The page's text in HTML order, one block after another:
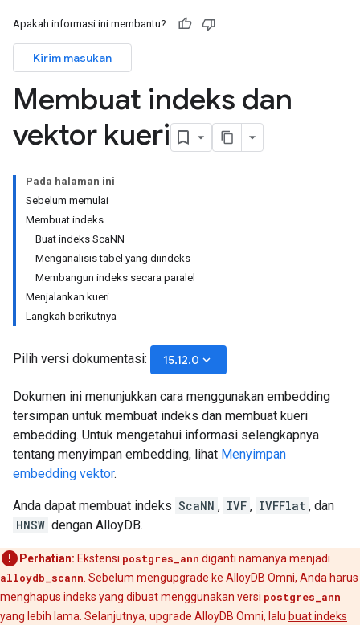
Apakah informasi ini membantu?
Kirim masukan
Membuat indeks dan
vektor kueri
Pada halaman ini
Sebelum memulai
Membuat indeks
Buat indeks ScaNN
Menganalisis tabel yang diindeks
Membangun indeks secara paralel
Menjalankan kueri
Langkah berikutnya
Pilih versi dokumentasi: 15.12.0 keyboard_arrow_down
Dokumen ini menunjukkan cara menggunakan embedding
tersimpan untuk membuat indeks dan membuat kueri
embedding. Untuk mengetahui informasi selengkapnya
tentang menyimpan embedding, lihat Menyimpan
embedding vektor.
Anda dapat membuat indeks ScaNN , IVF , IVFFlat , dan
HNSW dengan AlloyDB.
Perhatian: Ekstensi postgres_ann diganti namanya menjadi
alloydb_scann . Sebelum mengupgrade ke AlloyDB Omni, Anda harus
menghapus indeks yang dibuat menggunakan versi postgres_ann
yang lebih lama. Selanjutnya, upgrade AlloyDB Omni, lalu buat indeks